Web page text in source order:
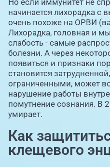
начинается лихорадка с
очень похоже на ОРВИ
Лихорадка, головная и
слабость - самые
болезни. А через
появиться и признаки
становится
ограниченными, может
нарушение работы
помутнение сознания. В
умирает.
Как
клещевого